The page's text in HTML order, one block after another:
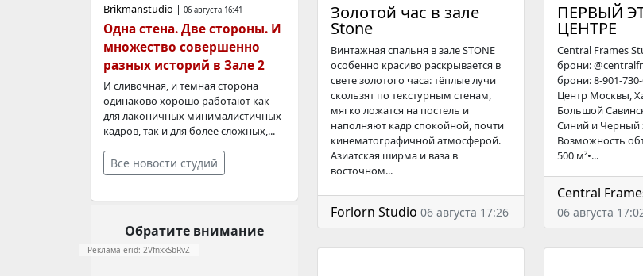
Золотой час в зале
Stone
Винтажная спальня в зале STONE
особенно красиво раскрывается в
свете золотого часа: тёплые лучи
скользят по текстурным стенам,
мягко ложатся на постель и
наполняют кадр спокойной, почти
кинематографичной атмосферой.
Азиатская ширма и ваза в
восточном...
Forlorn Studio 06 августа 17:26
ПЕРВЫЙ
ЦЕНТРЕ
Central Frames
брони:
брони: 8-901-
Центр Москвы,
Большой
Синий и Черный
Возможность
500 м²•...
Central
06 августа
Brikmanstudio | 06 августа 16:41
Одна стена. Две стороны. И
множество совершенно
разных историй в Зале 2
И сливочная, и темная сторона
одинаково хорошо работают как
для лаконичных минималистичных
кадров, так и для более сложных,...
Все новости студий
Обратите внимание
Реклама erid: 2VfnxxSbRvZ